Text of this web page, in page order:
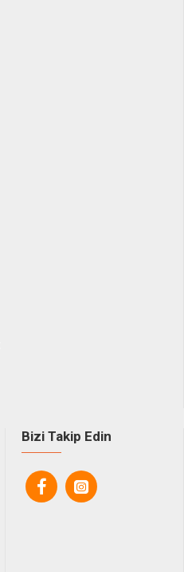
Bizi Takip Edin